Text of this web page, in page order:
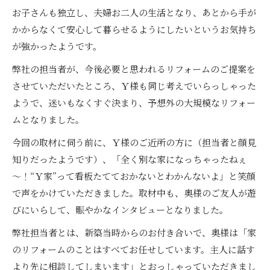
お子さんも独立し、夫婦お二人の生活となり、あとから手が
かからなくて安心して暮らせるようにしたいというお気持ち
が強かったようです。
弊社の担当者が、今後必要と思われるリフォームのご提案を
させていただいたところ、Ｙ様も同じ考えでいらっしゃった
ようで、迷いもなくすぐ決まり、予想外の大規模なリフォー
ムとなりました。
今回の取材に伺う前に、Ｙ様のご近所の方に（担当者と顔見
知りだったようです）、「全く別な家になっちゃったねぇ
～！“Ｙ家”って看板たてておかないとわかんないよ」と笑顔
で声をかけていただきました。取材中も、奥様のご友人が遊
びにいらして、賑やかなインタビューとなりました。
弊社担当者とは、新築当時からのお付き合いで、奥様は「家
のリフォームのことはすべてお任せしています。主人に話す
より先に相談してしまいます」とおっしゃっていただきまし